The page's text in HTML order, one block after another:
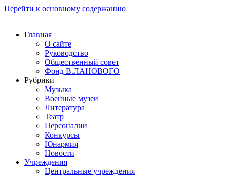
Перейти к основному содержанию
Главная
О сайте
Руководство
Общественный совет
Фонд В.ЛАНОВОГО
Рубрики
Музыка
Военные музеи
Литература
Театр
Персоналии
Конкурсы
Юнармия
Новости
Учреждения
Центральные учреждения